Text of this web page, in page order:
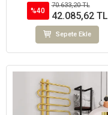
%40
70.633,20 TL
42.085,62 TL
Sepete Ekle